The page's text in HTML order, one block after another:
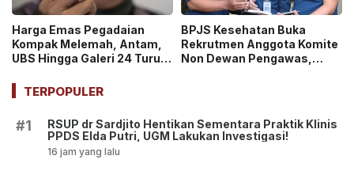
Harga Emas Pegadaian
Kompak Melemah, Antam,
UBS Hingga Galeri 24 Turun
BPJS Kesehatan Buka
Rekrutmen Anggota Komite
Non Dewan Pengawas,
TERPOPULER
#1
RSUP dr Sardjito Hentikan Sementara Praktik Klinis
PPDS Elda Putri, UGM Lakukan Investigasi!
16 jam yang lalu